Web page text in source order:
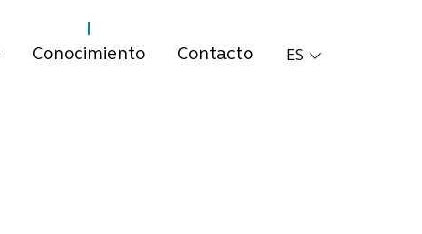
Conocimiento Contacto ES